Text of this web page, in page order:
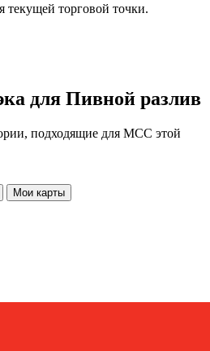
торговой точки.
для Пивной разлив
подходящие для MCC этой
Мои карты